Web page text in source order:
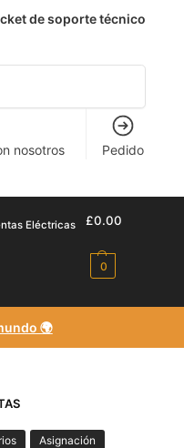
de soporte técnico
nosotros Pedido
Eléctricas £0.00
0
🌍
Asignación